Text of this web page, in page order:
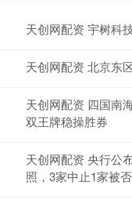
天创网配资 宇树科
天创网配资 北京东
天创网配资 四国南
双王牌稳操胜券
天创网配资 央行公
照，3家中止1家被否